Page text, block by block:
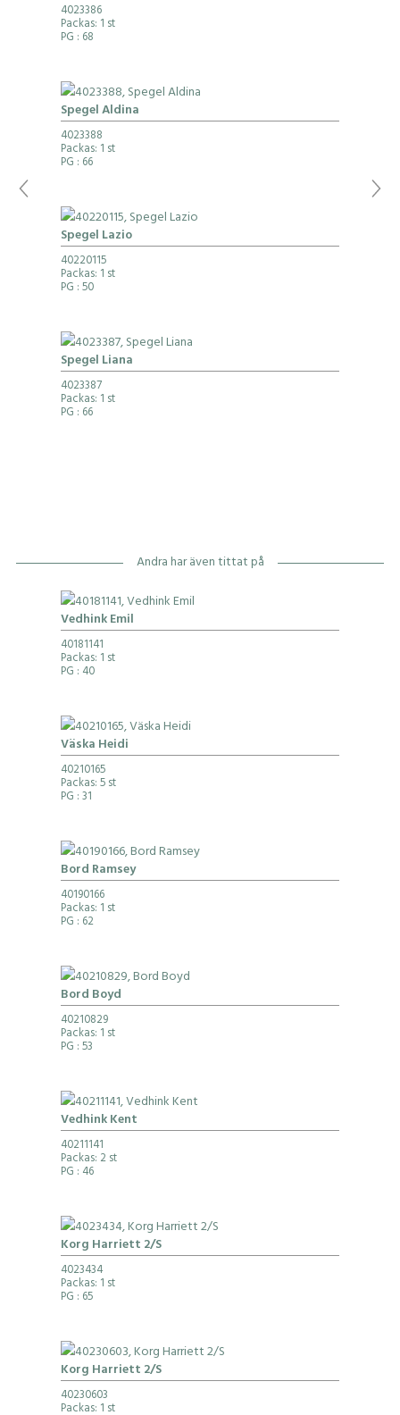
4023386
Packas: 1 st
PG : 68
Spegel Aldina
4023388
Packas: 1 st
PG : 66
Spegel Lazio
40220115
Packas: 1 st
PG : 50
Spegel Liana
4023387
Packas: 1 st
PG : 66
Andra har även tittat på
Vedhink Emil
40181141
Packas: 1 st
PG : 40
Väska Heidi
40210165
Packas: 5 st
PG : 31
Bord Ramsey
40190166
Packas: 1 st
PG : 62
Bord Boyd
40210829
Packas: 1 st
PG : 53
Vedhink Kent
40211141
Packas: 2 st
PG : 46
Korg Harriett 2/S
4023434
Packas: 1 st
PG : 65
Korg Harriett 2/S
40230603
Packas: 1 st